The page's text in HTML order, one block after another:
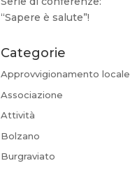
“Sapere è salute”!
Categorie
Approvvigionamento locale
Associazione
Attività
Bolzano
Burgraviato